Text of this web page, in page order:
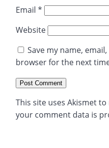
Email *
Website
Save my name,
browser for the next
This site uses Akismet
your comment data is